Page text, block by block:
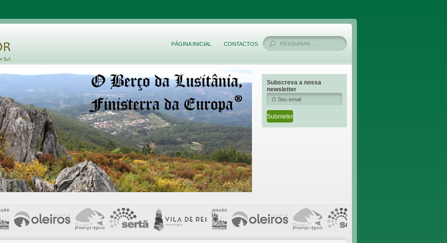
PÁGINA INICIAL CONTACTOS
Subscreva a nossa
newsletter